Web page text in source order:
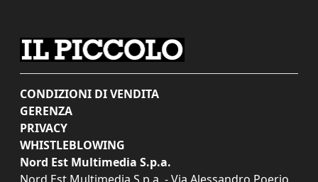
CONDIZIONI DI VENDITA
GERENZA
PRIVACY
WHISTLEBLOWING
Nord Est Multimedia S.p.a.